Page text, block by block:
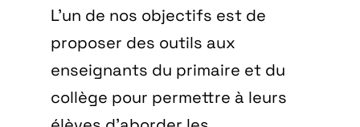
L’un de nos objectifs est de
proposer des outils aux
enseignants du primaire et du
collège pour permettre à leurs